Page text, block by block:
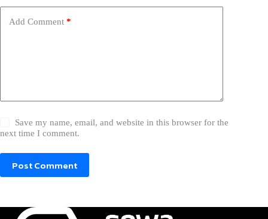
Add Comment *
Save my name, email, and website in this browser for the
next time I comment.
Post Comment